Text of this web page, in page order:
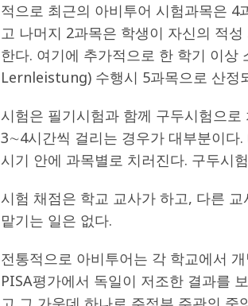
적으로 최근의 아비투어 시험과목은
고 나머지 2과목은 학생이 자신의 적
한다. 여기에 추가적으로 한 학기 이
Lernleistung) 수행시 5과목으로 산정
시험은 필기시험과 함께 구두시험으
3∼4시간씩 걸리는 경우가 대부분이다
시기 안에 과목별로 치러진다. 구두시
시험 채점은 학교 교사가 하고, 다른
맡기는 일은 없다.
전통적으로 아비투어는 각 학교에서
PISA평가에서 독일이 저조한 결과를